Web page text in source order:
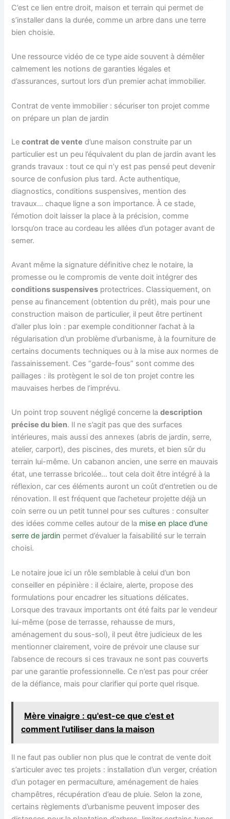
C’est ce lien entre droit, maison et terrain qui permet de
s’installer dans la durée, comme un arbre dans une terre
bien choisie.
Une ressource vidéo de ce type aide souvent à démêler
calmement les notions de garanties légales et
d’assurances, surtout lors d’un premier achat immobilier.
Contrat de vente immobilier : sécuriser ton projet comme
on prépare un plan de jardin
Lecontrat de vente d’une maison construite par un
particulier est un peu l’équivalent du plan de jardin avant les
grands travaux : tout ce qui n’y est pas pensé peut devenir
source de confusion plus tard. Acte authentique,
diagnostics, conditions suspensives, mention des
travaux… chaque ligne a son importance. À ce stade,
l’émotion doit laisser la place à la précision, comme
lorsqu’on trace au cordeau les allées d’un potager avant de
semer.
Avant même la signature définitive chez le notaire, la
promesse ou le compromis de vente doit intégrer des
conditions suspensives protectrices. Classiquement, on
pense au financement (obtention du prêt), mais pour une
construction maison de particulier, il peut être pertinent
d’aller plus loin : par exemple conditionner l’achat à la
régularisation d’un problème d’urbanisme, à la fourniture de
certains documents techniques ou à la mise aux normes de
l’assainissement. Ces “garde-fous” sont comme des
paillages : ils protègent le sol de ton projet contre les
mauvaises herbes de l’imprévu.
Un point trop souvent négligé concerne ladescription
précise du bien. Il ne s’agit pas que des surfaces
intérieures, mais aussi des annexes (abris de jardin, serre,
atelier, carport), des piscines, des murets, et bien sûr du
terrain lui-même. Un cabanon ancien, une serre en mauvais
état, une terrasse bricolée… tout cela doit être intégré à la
réflexion, car ces éléments auront un coût d’entretien ou de
rénovation. Il est fréquent que l’acheteur projette déjà un
coin serre ou un petit tunnel pour ses cultures : consulter
des idées comme celles autour de la mise en place d’une
serre de jardin permet d’évaluer la faisabilité sur le terrain
choisi.
Le notaire joue ici un rôle semblable à celui d’un bon
conseiller en pépinière : il éclaire, alerte, propose des
formulations pour encadrer les situations délicates.
Lorsque des travaux importants ont été faits par le vendeur
lui-même (pose de terrasse, rehausse de murs,
aménagement du sous-sol), il peut être judicieux de les
mentionner clairement, voire de prévoir une clause sur
l’absence de recours si ces travaux ne sont pas couverts
par une garantie professionnelle. Ce n’est pas pour créer
de la défiance, mais pour clarifier qui porte quel risque.
Mère vinaigre : qu'est-ce que c'est et
comment l'utiliser dans la maison
Il ne faut pas oublier non plus que le contrat de vente doit
s’articuler avec tes projets : installation d’un verger, création
d’un potager en permaculture, aménagement de haies
champêtres, récupération d’eau de pluie. Selon la zone,
certains règlements d’urbanisme peuvent imposer des